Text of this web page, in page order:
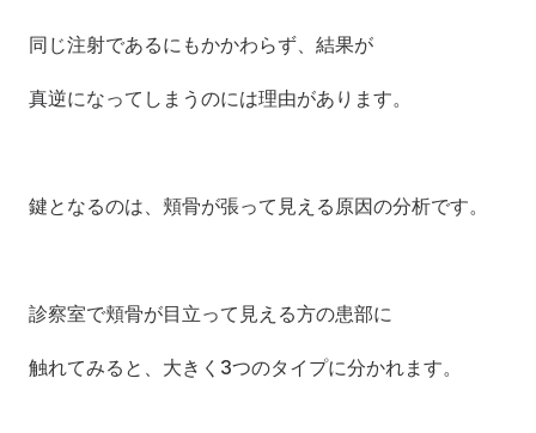
同じ注射であるにもかかわらず、結果が
真逆になってしまうのには理由があります。
鍵となるのは、頬骨が張って見える原因の分析です。
診察室で頬骨が目立って見える方の患部に
触れてみると、大きく3つのタイプに分かれます。